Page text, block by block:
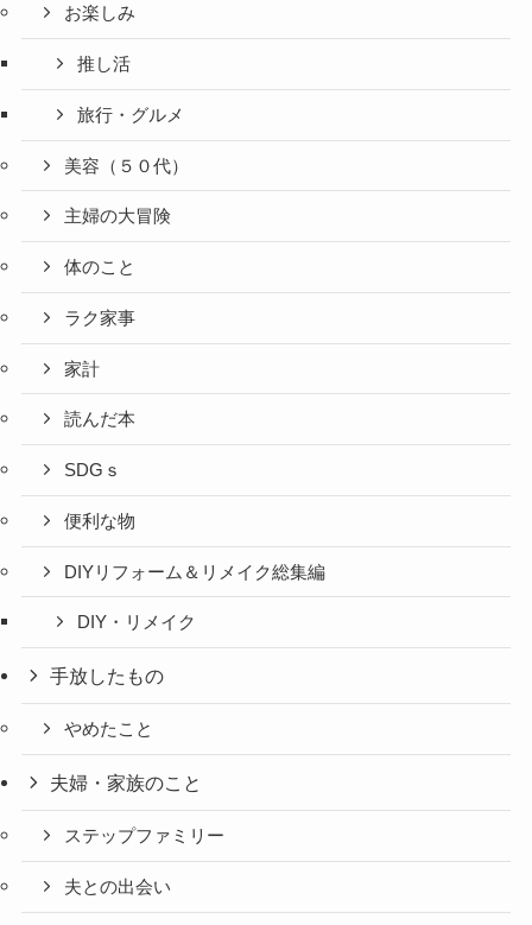
お楽しみ
推し活
旅行・グルメ
美容（５０代）
主婦の大冒険
体のこと
ラク家事
家計
読んだ本
SDGｓ
便利な物
DIYリフォーム＆リメイク総集編
DIY・リメイク
手放したもの
やめたこと
夫婦・家族のこと
ステップファミリー
夫との出会い